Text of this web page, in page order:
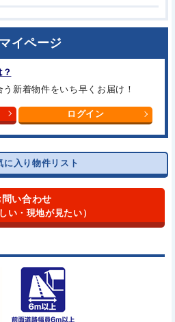
マイページ
新着物件をいち早くお届け！
ログイン
に入り物件リスト
問い合わせ
い・現地が見たい）